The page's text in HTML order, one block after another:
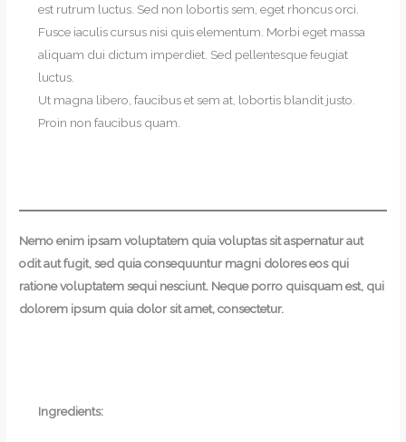
est rutrum luctus. Sed non lobortis sem, eget rhoncus orci.
Fusce iaculis cursus nisi quis elementum. Morbi eget massa
aliquam dui dictum imperdiet. Sed pellentesque feugiat
luctus.
Ut magna libero, faucibus et sem at, lobortis blandit justo.
Proin non faucibus quam.
Nemo enim ipsam voluptatem quia voluptas sit aspernatur aut
odit aut fugit, sed quia consequuntur magni dolores eos qui
ratione voluptatem sequi nesciunt. Neque porro quisquam est, qui
dolorem ipsum quia dolor sit amet, consectetur.
Ingredients: